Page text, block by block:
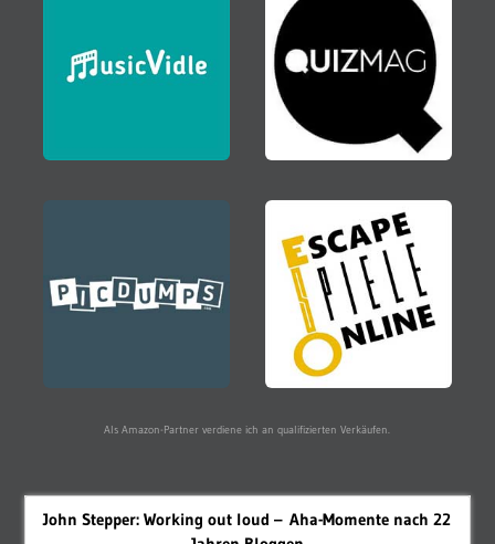
Als Amazon-Partner verdiene ich an qualifizierten Verkäufen.
John Stepper: Working out loud – Aha-Momente nach 22